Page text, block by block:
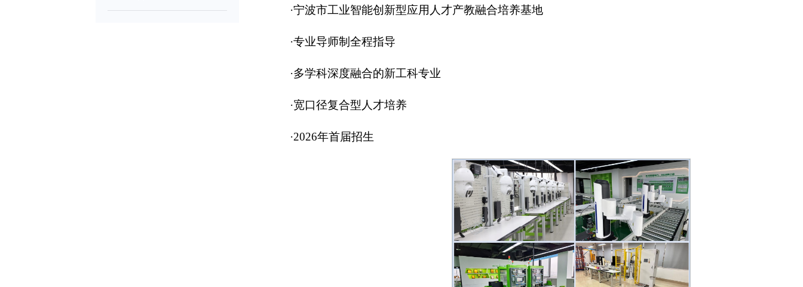
·宁波市工业智能创新型应用人才产教融合培养基地
·专业导师制全程指导
·多学科深度融合的新工科专业
·宽口径复合型人才培养
·2026年首届招生